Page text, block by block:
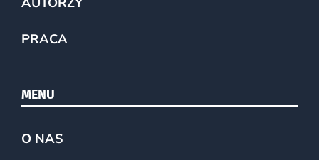
PRACA
MENU
O NAS